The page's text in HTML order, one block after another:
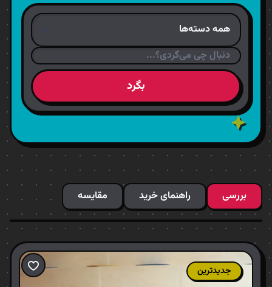
بگرد
بررسی راهنمای خرید مقایسه
جدیدترین